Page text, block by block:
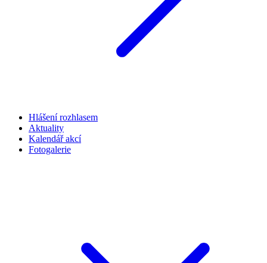
Hlášení rozhlasem
Aktuality
Kalendář akcí
Fotogalerie